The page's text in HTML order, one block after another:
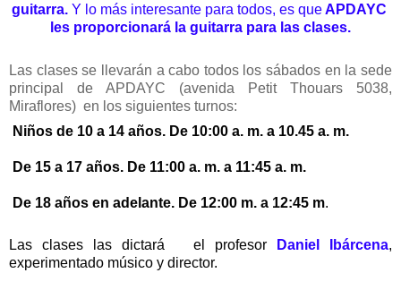
guitarra. Y lo más interesante para todos, es que APDAYC
les proporcionará la guitarra para las clases.
Las clases se llevarán a cabo todos los sábados en la sede
principal de APDAYC (avenida Petit Thouars 5038,
Miraflores)  en los siguientes turnos:
Niños de 10 a 14 años. De 10:00 a. m. a 10.45 a. m.
De 15 a 17 años. De 11:00 a. m. a 11:45 a. m.
De 18 años en adelante. De 12:00 m. a 12:45 m.
Las clases las dictará   el profesor Daniel Ibárcena,
experimentado músico y director.